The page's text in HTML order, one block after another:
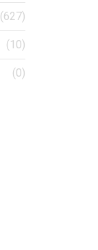
(627)
(10)
(0)